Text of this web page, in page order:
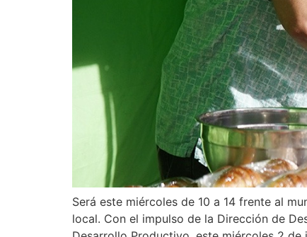
Será este miércoles de 10 a 14 frente al
local. Con el impulso de la Dirección de